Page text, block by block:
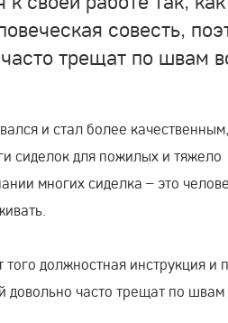
совесть,
трещат по швам
и стал более качественным,
сиделок для пожилых и тяжело
многих сиделка – это
должностная инструкция и
довольно часто трещат по швам